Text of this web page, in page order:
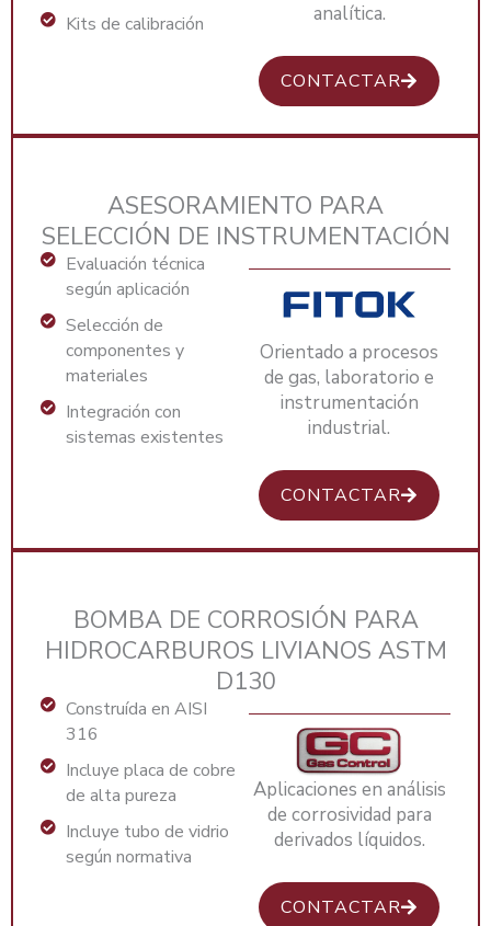
Kits de calibración
analítica.
CONTACTAR
ASESORAMIENTO PARA
SELECCIÓN DE INSTRUMENTACIÓN
Evaluación técnica
según aplicación
Selección de
componentes y
materiales
Integración con
sistemas existentes
Orientado a procesos
de gas, laboratorio e
instrumentación
industrial.
CONTACTAR
BOMBA DE CORROSIÓN PARA
HIDROCARBUROS LIVIANOS ASTM
D130
Construída en AISI
316
Incluye placa de cobre
de alta pureza
Incluye tubo de vidrio
según normativa
Aplicaciones en análisis
de corrosividad para
derivados líquidos.
CONTACTAR